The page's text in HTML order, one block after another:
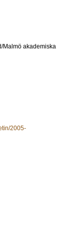
Malmö akademiska
2005-